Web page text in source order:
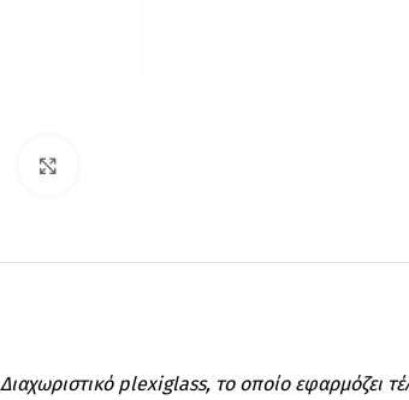
Διαχωριστικό plexiglass, το οποίο εφαρμόζει